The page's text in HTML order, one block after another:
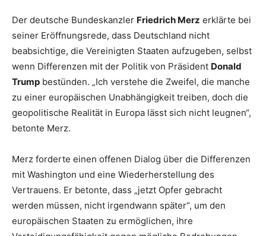
Der deutsche Bundeskanzler Friedrich Merz erklärte bei
seiner Eröffnungsrede, dass Deutschland nicht
beabsichtige, die Vereinigten Staaten aufzugeben, selbst
wenn Differenzen mit der Politik von Präsident Donald
Trump bestünden. „Ich verstehe die Zweifel, die manche
zu einer europäischen Unabhängigkeit treiben, doch die
geopolitische Realität in Europa lässt sich nicht leugnen“,
betonte Merz.
Merz forderte einen offenen Dialog über die Differenzen
mit Washington und eine Wiederherstellung des
Vertrauens. Er betonte, dass „jetzt Opfer gebracht
werden müssen, nicht irgendwann später“, um den
europäischen Staaten zu ermöglichen, ihre